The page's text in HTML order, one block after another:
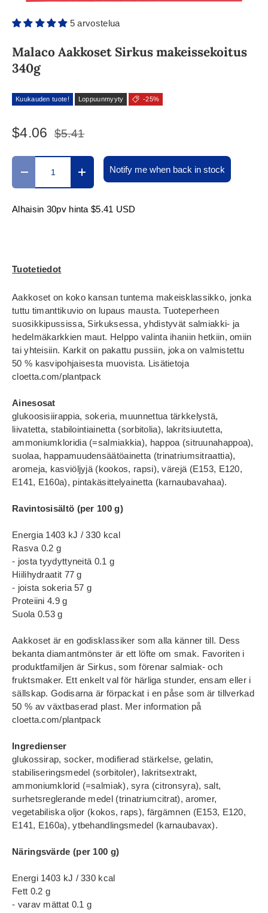
5 arvostelua
Malaco Aakkoset Sirkus makeissekoitus
340g
Kuukauden tuote! Loppuunmyyty -25%
$4.06 $5.41
Määrä
Translation missing: fi.cart.items.decrease_quantity
Translation missing:
Notify me when back in stock
Alhaisin 30pv hinta $5.41 USD
Tuotetiedot
Aakkoset on koko kansan tuntema makeisklassikko, jonka
tuttu timanttikuvio on lupaus mausta. Tuoteperheen
suosikkipussissa, Sirkuksessa, yhdistyvät salmiakki- ja
hedelmäkarkkien maut. Helppo valinta ihaniin hetkiin, omiin
tai yhteisiin. Karkit on pakattu pussiin, joka on valmistettu
50 % kasvipohjaisesta muovista. Lisätietoja
cloetta.com/plantpack
Ainesosat
glukoosisiirappia, sokeria, muunnettua tärkkelystä,
liivatetta, stabilointiainetta (sorbitolia), lakritsiuutetta,
ammoniumkloridia (=salmiakkia), happoa (sitruunahappoa),
suolaa, happamuudensäätöainetta (trinatriumsitraattia),
aromeja, kasviöljyjä (kookos, rapsi), värejä (E153, E120,
E141, E160a), pintakäsittelyainetta (karnaubavahaa).
Ravintosisältö (per 100 g)
Energia 1403 kJ / 330 kcal
Rasva 0.2 g
- josta tyydyttyneitä 0.1 g
Hiilihydraatit 77 g
- joista sokeria 57 g
Proteiini 4.9 g
Suola 0.53 g
Aakkoset är en godisklassiker som alla känner till. Dess
bekanta diamantmönster är ett löfte om smak. Favoriten i
produktfamiljen är Sirkus, som förenar salmiak- och
fruktsmaker. Ett enkelt val för härliga stunder, ensam eller i
sällskap. Godisarna är förpackat i en påse som är tillverkad
50 % av växtbaserad plast. Mer information på
cloetta.com/plantpack
Ingredienser
glukossirap, socker, modifierad stärkelse, gelatin,
stabiliseringsmedel (sorbitoler), lakritsextrakt,
ammoniumklorid (=salmiak), syra (citronsyra), salt,
surhetsreglerande medel (trinatriumcitrat), aromer,
vegetabiliska oljor (kokos, raps), färgämnen (E153, E120,
E141, E160a), ytbehandlingsmedel (karnaubavax).
Näringsvärde (per 100 g)
Energi 1403 kJ / 330 kcal
Fett 0.2 g
- varav mättat 0.1 g